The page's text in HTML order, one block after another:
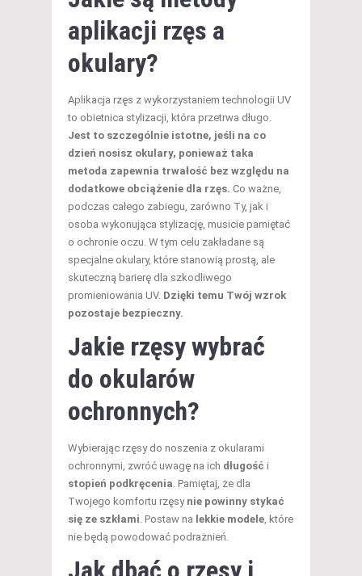
aplikacji rzęs a
okulary?
Aplikacja rzęs z wykorzystaniem technologii UV
to obietnica stylizacji, która przetrwa długo.
Jest to szczególnie istotne, jeśli na co
dzień nosisz okulary, ponieważ taka
metoda zapewnia trwałość bez względu na
dodatkowe obciążenie dla rzęs. Co ważne,
podczas całego zabiegu, zarówno Ty, jak i
osoba wykonująca stylizację, musicie pamiętać
o ochronie oczu. W tym celu zakładane są
specjalne okulary, które stanowią prostą, ale
skuteczną barierę dla szkodliwego
promieniowania UV. Dzięki temu Twój wzrok
pozostaje bezpieczny.
Jakie rzęsy wybrać
do okularów
ochronnych?
Wybierając rzęsy do noszenia z okularami
ochronnymi, zwróć uwagę na ich długość i
stopień podkręcenia. Pamiętaj, że dla
Twojego komfortu rzęsy nie powinny stykać
się ze szkłami. Postaw na lekkie modele, które
nie będą powodować podrażnień.